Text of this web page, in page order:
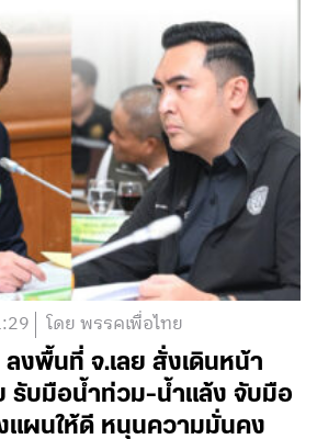
โดย พรรคเพื่อไทย
ลงพื้นที่ จ.เลย สั่งเดินหน้า
รับมือน้ำท่วม-น้ำแล้ง จับมือ
แผนให้ดี หนุนความมั่นคง